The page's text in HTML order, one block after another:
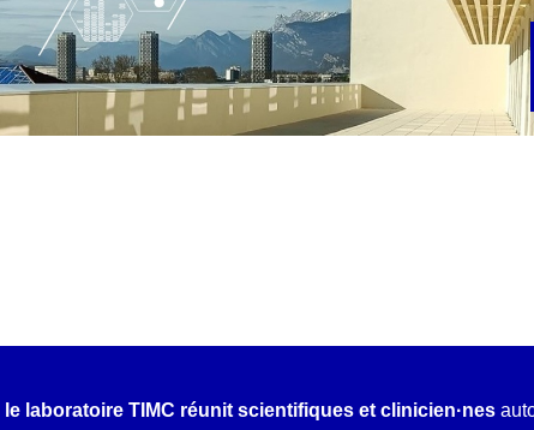
le laboratoire TIMC réunit scientifiques et clinicien·nes